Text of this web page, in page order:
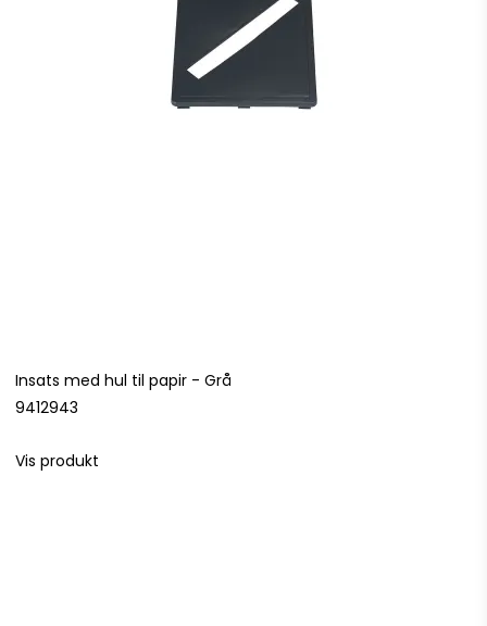
Insats med hul til papir - Grå
9412943
Vis produkt